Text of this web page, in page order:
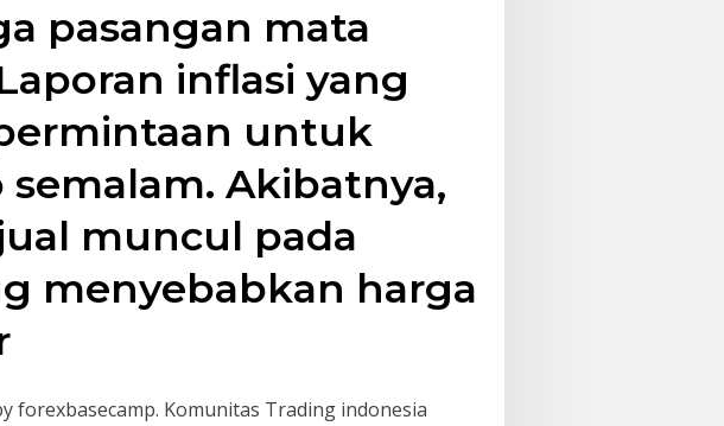
pasangan mata
inflasi yang
untuk
Akibatnya,
muncul pada
menyebabkan harga
forexbasecamp. Komunitas Trading indonesia